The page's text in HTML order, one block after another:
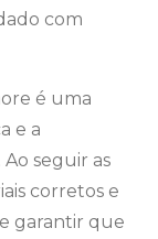
com
é uma
e a
seguir as
corretos e
garantir que